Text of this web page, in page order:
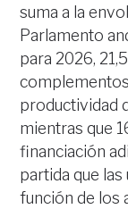
suma a la
Parlamento
para 2026,
productividad
mientras que
financiación
partida que
función de los